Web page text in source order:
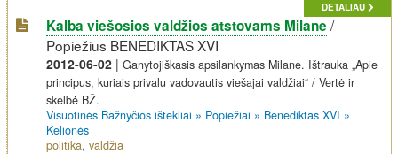
DETALIAU
Kalba viešosios valdžios atstovams Milane /
Popiežius BENEDIKTAS XVI
2012-06-02 |Ganytojiškasis apsilankymas Milane. Ištrauka „Apie
principus, kuriais privalu vadovautis viešajai valdžiai“ / Vertė ir
skelbė BŽ.
Visuotinės Bažnyčios ištekliai » Popiežiai » Benediktas XVI »
Kelionės
politika,valdžia